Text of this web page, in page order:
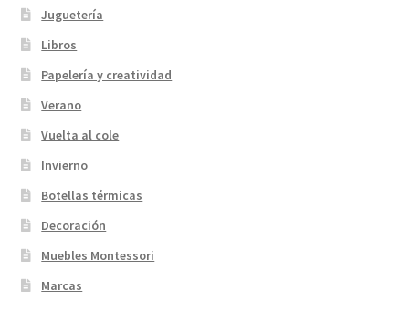
Juguetería
Libros
Papelería y creatividad
Verano
Vuelta al cole
Invierno
Botellas térmicas
Decoración
Muebles Montessori
Marcas